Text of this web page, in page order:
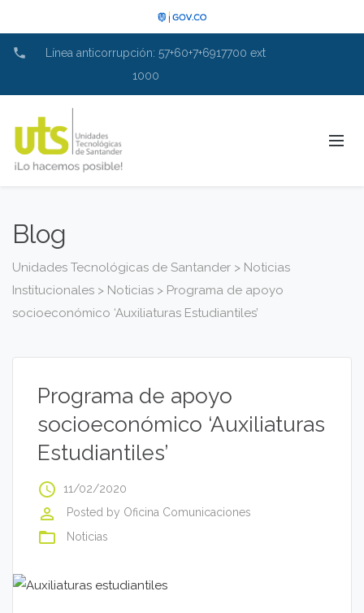
phone
Línea anticorrupción: 57+60+7+6917700 ext
1000
Blog
Unidades Tecnológicas de Santander > Noticias
Institucionales > Noticias > Programa de apoyo
socioeconómico ‘Auxiliaturas Estudiantiles’
Programa de apoyo
socioeconómico ‘Auxiliaturas
Estudiantiles’
access_time 11/02/2020
perm_identity Posted by Oficina Comunicaciones
folder_open Noticias